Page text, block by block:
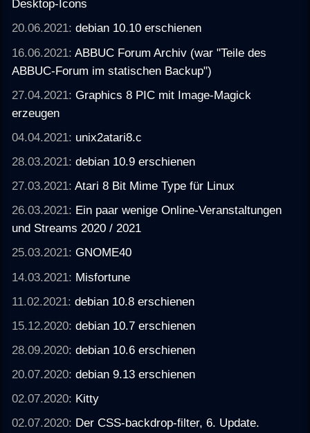
Desktop-Icons
20.06.2021:debian 10.10 erschienen
16.06.2021:ABBUC Forum Archiv (war "Teile des
ABBUC-Forum im statischen Backup")
27.04.2021:Graphics 8 PIC mit Image-Magick
erzeugen
04.04.2021: unix2atari8.c
28.03.2021:debian 10.9 erschienen
27.03.2021:Atari 8 Bit Mime Type für Linux
26.03.2021: Ein paar wenige Online-Veranstaltungen
und Streams 2020 / 2021
25.03.2021:GNOME40
14.03.2021: Misfortune
11.02.2021:debian 10.8 erschienen
15.12.2020:debian 10.7 erschienen
28.09.2020:debian 10.6 erschienen
20.07.2020:debian 9.13 erschienen
02.07.2020: Kitty
02.07.2020: Der CSS-backdrop-filter, 6. Update.